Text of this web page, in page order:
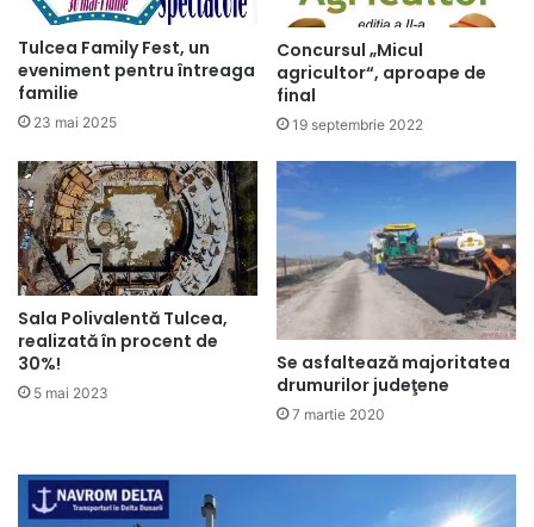
Tulcea Family Fest, un
eveniment pentru întreaga
familie
23 mai 2025
Concursul „Micul
agricultor“, aproape de
final
19 septembrie 2022
Sala Polivalentă Tulcea,
realizată în procent de
30%!
5 mai 2023
Se asfaltează majoritatea
drumurilor judeţene
7 martie 2020